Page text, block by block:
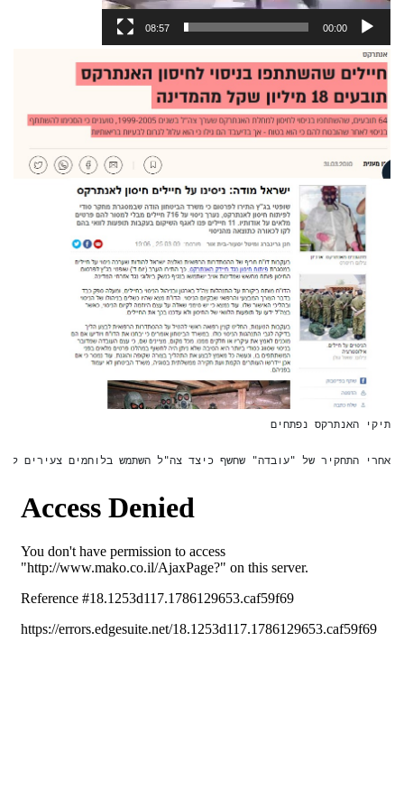
00:00
08:57
אחרי התחקיר של "עובדה" שחשף כיצד צה"ל השתמש בלוחמים צעירים